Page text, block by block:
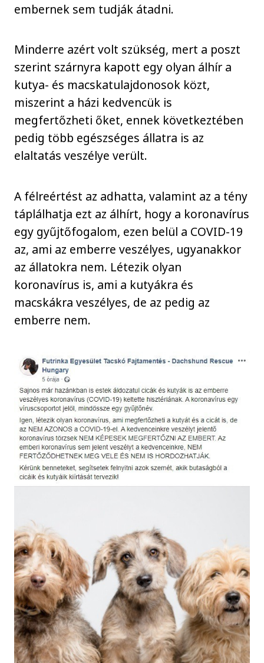
embernek sem tudják átadni.
Minderre azért volt szükség, mert a poszt
szerint szárnyra kapott egy olyan álhír a
kutya- és macskatulajdonosok közt,
miszerint a házi kedvencük is
megfertőzheti őket, ennek következtében
pedig több egészséges állatra is az
elaltatás veszélye verült.
A félreértést az adhatta, valamint az a tény
táplálhatja ezt az álhírt, hogy a koronavírus
egy gyűjtőfogalom, ezen belül a COVID-19
az, ami az emberre veszélyes, ugyanakkor
az állatokra nem. Létezik olyan
koronavírus is, ami a kutyákra és
macskákra veszélyes, de az pedig az
emberre nem.